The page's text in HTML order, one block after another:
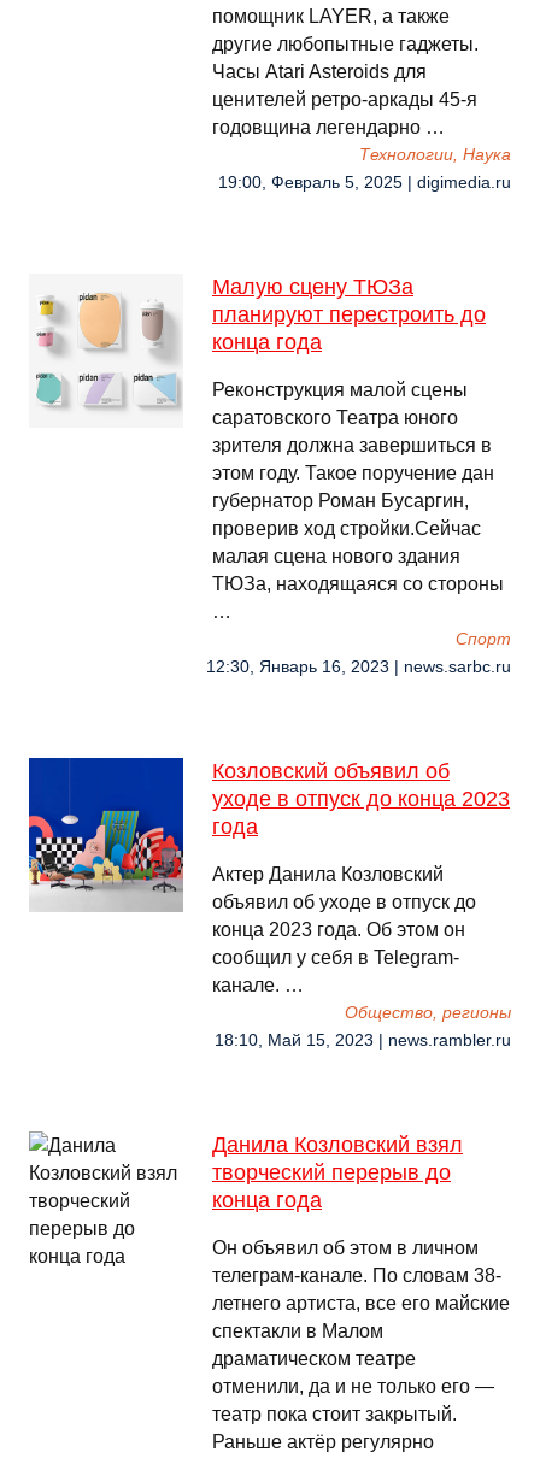
помощник LAYER, а также
другие любопытные гаджеты.
Часы Atari Asteroids для
ценителей ретро-аркады 45-я
годовщина легендарно …
Технологии, Наука
19:00, Февраль 5, 2025 | digimedia.ru
Малую сцену ТЮЗа
планируют перестроить до
конца года
Реконструкция малой сцены
саратовского Театра юного
зрителя должна завершиться в
этом году. Такое поручение дан
губернатор Роман Бусаргин,
проверив ход стройки.Сейчас
малая сцена нового здания
ТЮЗа, находящаяся со стороны
…
Спорт
12:30, Январь 16, 2023 | news.sarbc.ru
Козловский объявил об
уходе в отпуск до конца 2023
года
Актер Данила Козловский
объявил об уходе в отпуск до
конца 2023 года. Об этом он
сообщил у себя в Telegram-
канале. …
Общество, регионы
18:10, Май 15, 2023 | news.rambler.ru
Данила Козловский взял
творческий перерыв до
конца года
Он объявил об этом в личном
телеграм-канале. По словам 38-
летнего артиста, все его майские
спектакли в Малом
драматическом театре
отменили, да и не только его —
театр пока стоит закрытый.
Раньше актёр регулярно